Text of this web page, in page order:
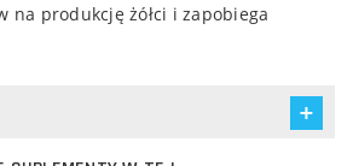
na produkcję żółci i zapobiega